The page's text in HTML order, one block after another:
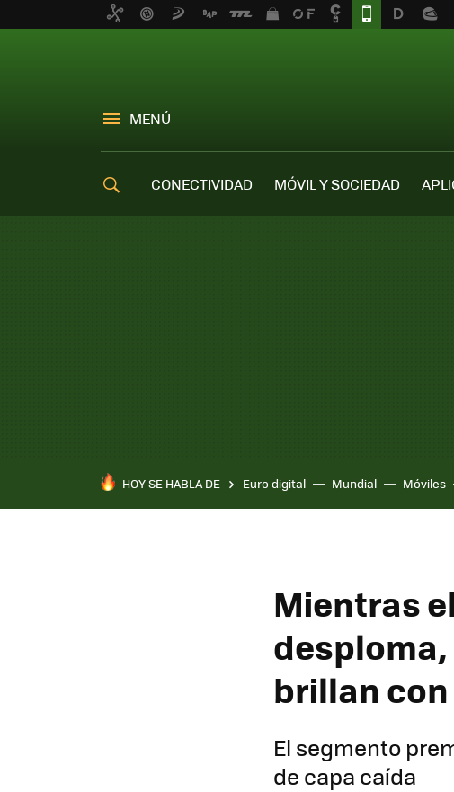
MENÚ
CONECTIVIDAD MÓVIL Y SOCIEDAD
HOY SE HABLA DE Euro digital Mundial Móviles
Pixel 10a
Mientras
brillan
El segmento
de capa caída